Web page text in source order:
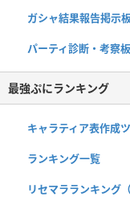
ガシャ結果報告掲示
パーティ診断・考察板
最強ぷにランキング
キャラティア表作成
ランキング一覧
リセマラランキング（